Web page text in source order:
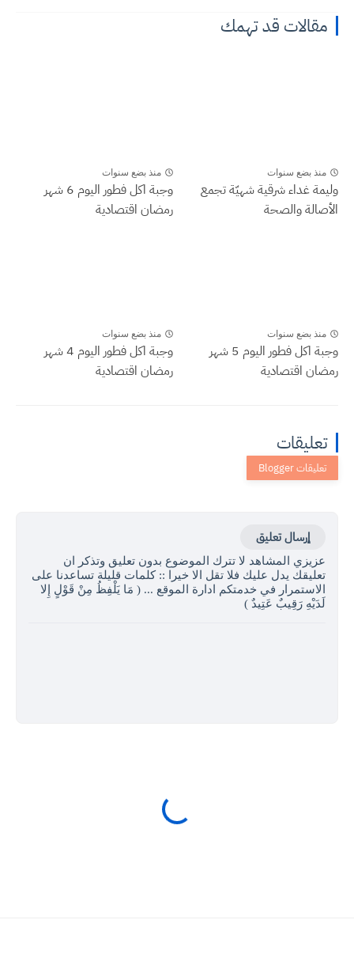
مقالات قد تهمك
منذ بضع سنوات
وليمة غداء شرقية شهيّة تجمع
الأصالة والصحة
منذ بضع سنوات
وجبة اكل فطور اليوم 6 شهر
رمضان اقتصادية
منذ بضع سنوات
وجبة اكل فطور اليوم 5 شهر
رمضان اقتصادية
منذ بضع سنوات
وجبة اكل فطور اليوم 4 شهر
رمضان اقتصادية
تعليقات
إرسال تعليق
عزيزي المشاهد لا تترك الموضوع بدون تعليق وتذكر ان
تعليقك يدل عليك فلا تقل الا خيرا :: كلمات قليلة تساعدنا على
الاستمرار في خدمتكم ادارة الموقع ... ( مَا يَلْفِظُ مِنْ قَوْلٍ إِلا
لَدَيْهِ رَقِيبٌ عَتِيدٌ )